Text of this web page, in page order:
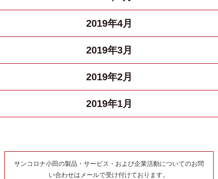
2019年4月
2019年3月
2019年2月
2019年1月
サンコロナ小田の製品・サービス・および企業活動についてのお問
い合わせはメールで受け付けております。